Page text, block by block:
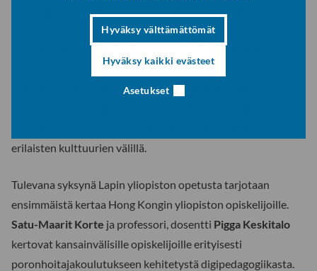
Hyväksy välttämättömät
Hyväksy kaikki evästeet
Asetukset
Lapin yliopiston yliopistonlehtoriSatu-Maarit Korte
Kansainvälinen kurssi tarjoaa samalla ainutlaatuisen
oppimisympäristön kulttuurisen medialukutaidon
opiskelemiselle. Opiskelijat kokivat erityisen mielekkääksi,
erilaisten kulttuurien välillä.
Tulevana syksynä Lapin yliopiston opetusta tarjotaan
ensimmäistä kertaa Hong Kongin yliopiston opiskelijoille.
Satu-Maarit Korte ja professori, dosentti Pigga Keskitalo
kertovat kansainvälisille opiskelijoille erityisesti
poronhoitajakoulutukseen kehitetystä digipedagogiikasta.